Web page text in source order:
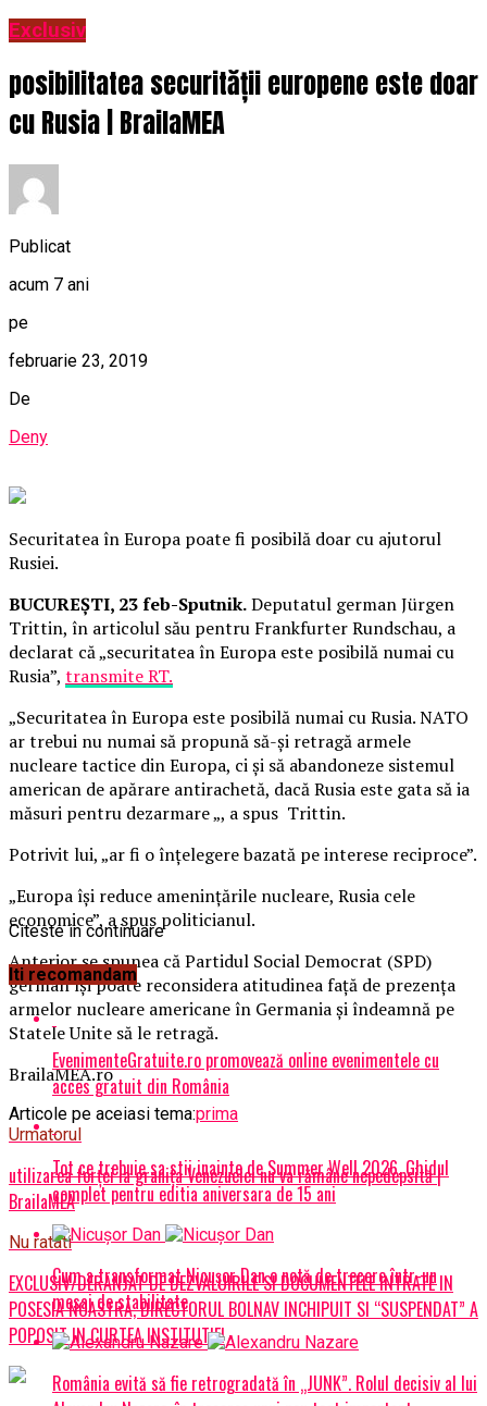
Exclusiv
posibilitatea securității europene este doar
cu Rusia | BrailaMEA
Publicat
acum 7 ani
pe
februarie 23, 2019
De
Deny
Securitatea în Europa poate fi posibilă doar cu ajutorul
Rusiei.
BUCUREȘTI, 23 feb-Sputnik.Deputatul german Jürgen
Trittin, în articolul său pentru Frankfurter Rundschau, a
declarat că „securitatea în Europa este posibilă numai cu
Rusia”, transmite RT.
„Securitatea în Europa este posibilă numai cu Rusia. NATO
ar trebui nu numai să propună să-și retragă armele
nucleare tactice din Europa, ci și să abandoneze sistemul
american de apărare antirachetă, dacă Rusia este gata să ia
măsuri pentru dezarmare „, a spus Trittin.
Potrivit lui, „ar fi o înțelegere bazată pe interese reciproce”.
„Europa își reduce amenințările nucleare, Rusia cele
economice”, a spus politicianul.
Anterior se spunea că Partidul Social Democrat (SPD)
german își poate reconsidera atitudinea față de prezența
armelor nucleare americane în Germania și îndeamnă pe
Statele Unite să le retragă.
BrailaMEA.ro
Articole pe aceiasi tema:prima
Urmatorul
utilizarea forței la granița Venezuelei nu va rămâne nepedepsită |
BrailaMEA
Nu ratati
EXCLUSIV/DERANJAT DE DEZVALUIRILE SI DOCUMENTELE INTRATE IN
POSESIA NOASTRA, DIRECTORUL BOLNAV INCHIPUIT SI “SUSPENDAT” A
POPOSIT IN CURTEA INSTITUTIEI
Citeste in continuare
Iti recomandam
EvenimenteGratuite.ro promovează online evenimentele cu
acces gratuit din România
Tot ce trebuie sa stii inainte de Summer Well 2026. Ghidul
complet pentru editia aniversara de 15 ani
Cum a transformat Nicușor Dan o notă de trecere într-un
mesaj de stabilitate
România evită să fie retrogradată în „JUNK”. Rolul decisiv al lui